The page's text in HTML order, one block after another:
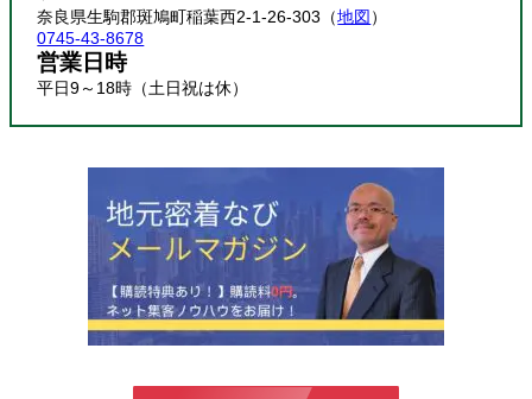
奈良県生駒郡斑鳩町稲葉西2-1-26-303（地図 ）
0745-43-8678
営業日時
平日9～18時（土日祝は休）